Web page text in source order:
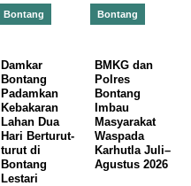
Bontang
Damkar
Bontang
Padamkan
Kebakaran
Lahan Dua
Hari Berturut-
turut di
Bontang
Lestari
Bontang
BMKG dan
Polres
Bontang
Imbau
Masyarakat
Waspada
Karhutla Juli–
Agustus 2026